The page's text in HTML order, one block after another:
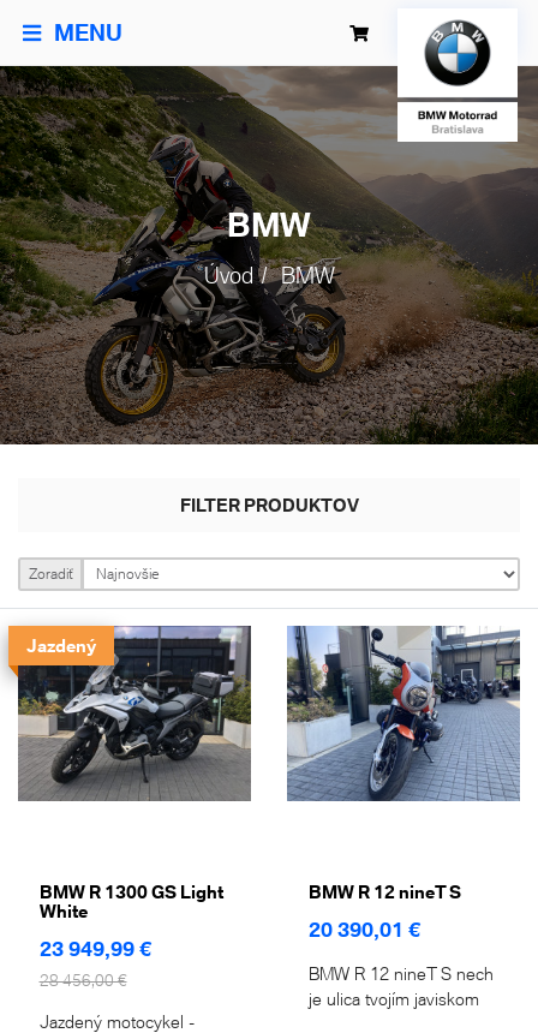
MENU
BMW
Úvod BMW
FILTER PRODUKTOV
Zoradiť
Jazdený
BMW R 1300 GS Light
White
23 949,99 €
28 456,00 €
Jazdený motocykel -
BMW R 12 nineT S
20 390,01 €
BMW R 12 nineT S nech
je ulica tvojím javiskom